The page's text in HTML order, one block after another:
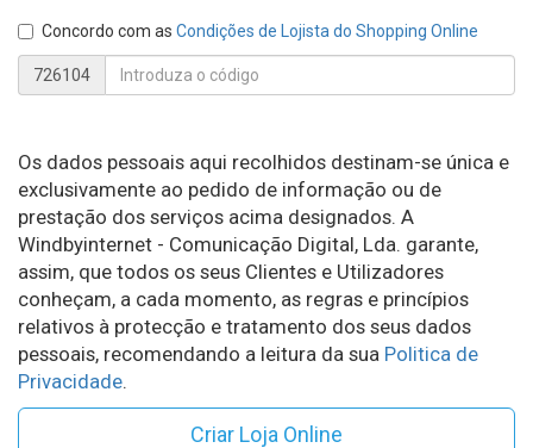
Concordo com as Condições de Lojista do Shopping Online
726104
Os dados pessoais aqui recolhidos destinam-se única e
exclusivamente ao pedido de informação ou de
prestação dos serviços acima designados. A
Windbyinternet - Comunicação Digital, Lda. garante,
assim, que todos os seus Clientes e Utilizadores
conheçam, a cada momento, as regras e princípios
relativos à protecção e tratamento dos seus dados
pessoais, recomendando a leitura da sua Politica de
Privacidade.
Criar Loja Online